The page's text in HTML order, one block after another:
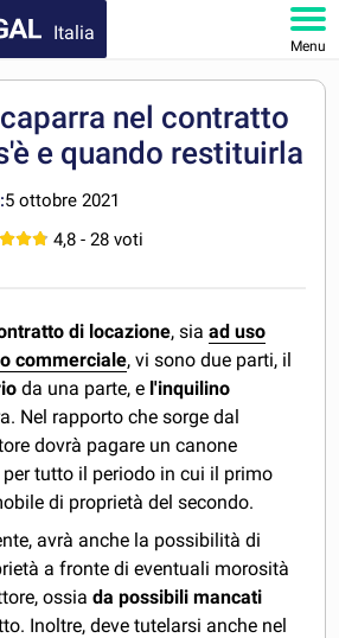
Italia
Menu
nel contratto
e quando restituirla
5 ottobre 2021
4,8 - 28 voti
di locazione, siaad uso
commerciale, vi sono due parti, il
da una parte, e l'inquilino
Nel rapporto che sorge dal
dovrà pagare un canone
tutto il periodo in cui il primo
di proprietà del secondo.
avrà anche la possibilità di
a fronte di eventuali morosità
ossiada possibili mancati
Inoltre, deve tutelarsi anche nel